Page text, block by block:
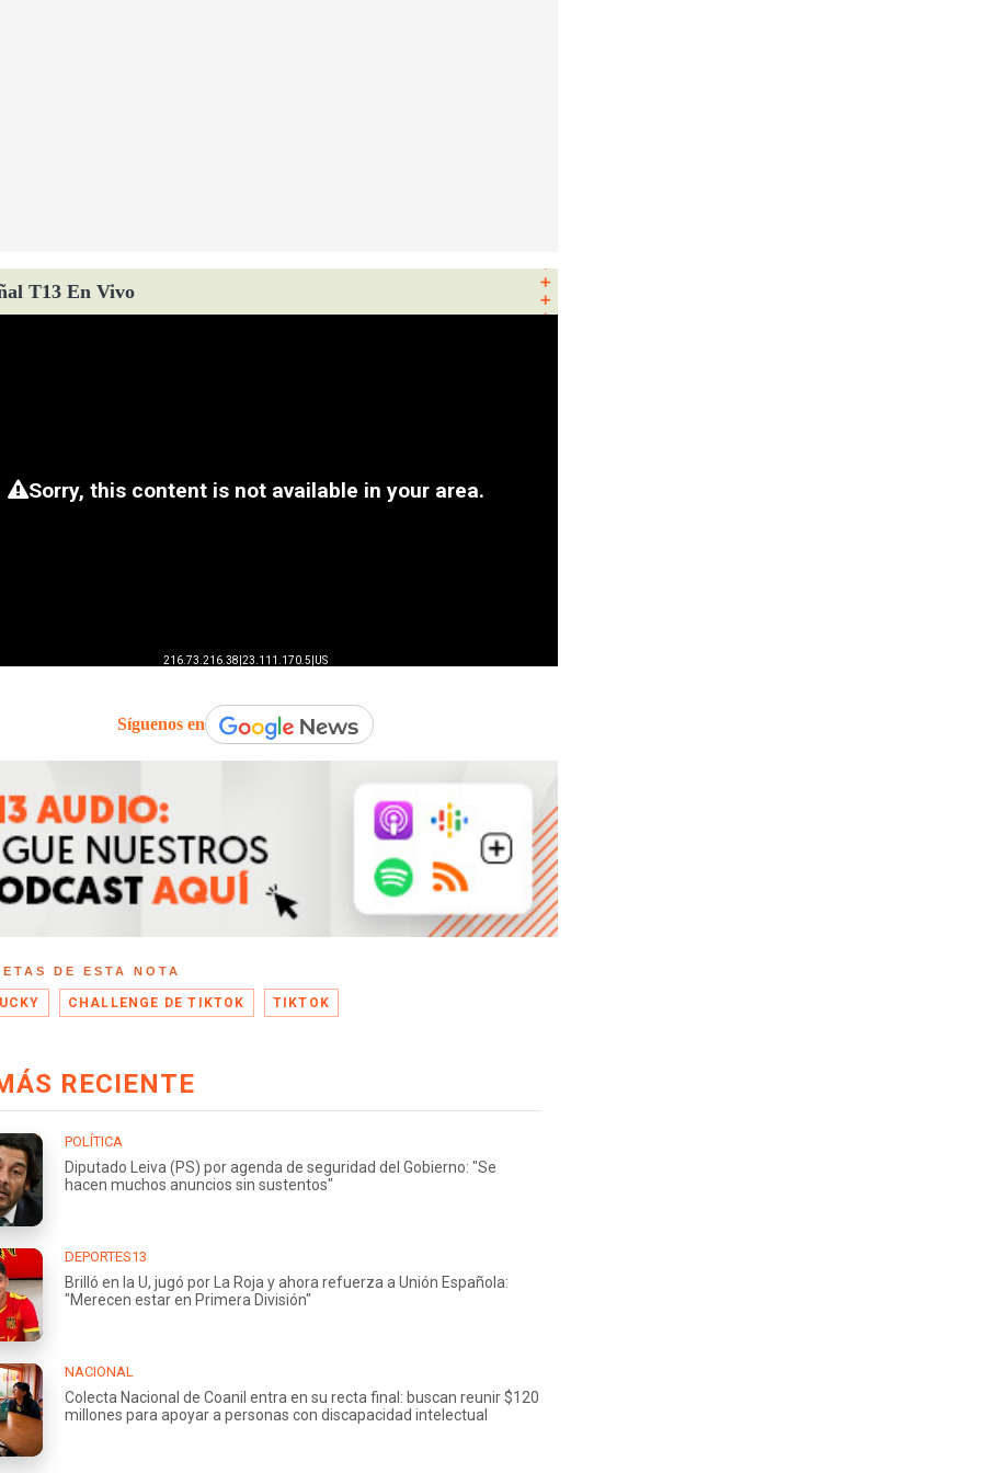
T13 En Vivo
Síguenos en
DE ESTA NOTA
CHALLENGE DE TIKTOK TIKTOK
RECIENTE
POLÍTICA
Diputado Leiva (PS) por agenda de seguridad del Gobierno: "Se
hacen muchos anuncios sin sustentos"
DEPORTES13
Brilló en la U, jugó por La Roja y ahora refuerza a Unión Española:
"Merecen estar en Primera División"
NACIONAL
Colecta Nacional de Coanil entra en su recta final: buscan reunir $120
millones para apoyar a personas con discapacidad intelectual